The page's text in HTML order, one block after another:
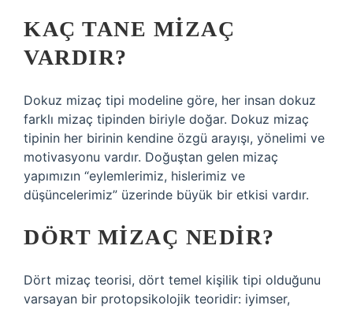
KAÇ TANE MIZAÇ
VARDIR?
Dokuz mizaç tipi modeline göre, her insan dokuz
farklı mizaç tipinden biriyle doğar. Dokuz mizaç
tipinin her birinin kendine özgü arayışı, yönelimi ve
motivasyonu vardır. Doğuştan gelen mizaç
yapımızın “eylemlerimiz, hislerimiz ve
düşüncelerimiz” üzerinde büyük bir etkisi vardır.
DÖRT MIZAÇ NEDIR?
Dört mizaç teorisi, dört temel kişilik tipi olduğunu
varsayan bir protopsikolojik teoridir: iyimser,